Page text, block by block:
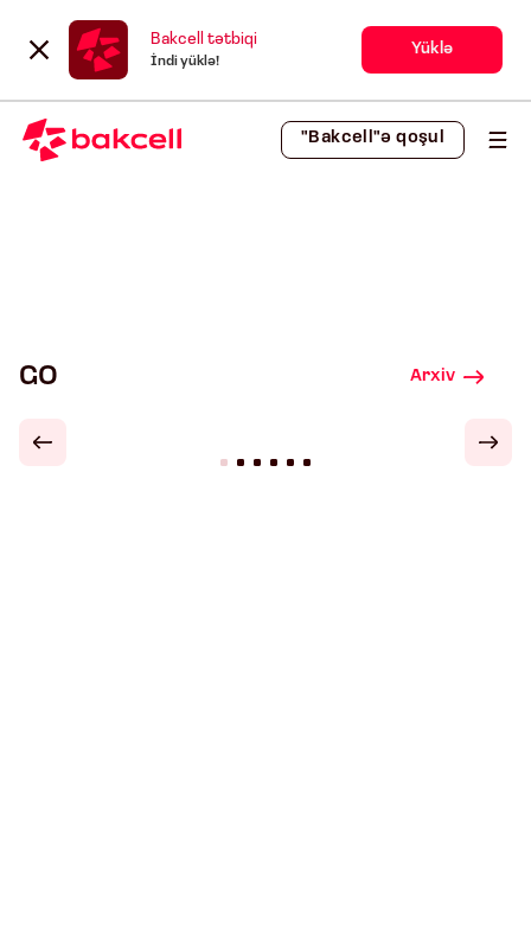
Bakcell tətbiqi
İndi yüklə!
Yüklə
"Bakcell"ə qoşul
GO Arxiv